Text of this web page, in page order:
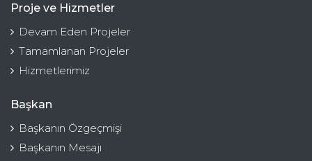
Proje ve Hizmetler
Devam Eden Projeler
Tamamlanan Projeler
Hizmetlerimiz
Başkan
Başkanın Özgeçmişi
Başkanın Mesajı